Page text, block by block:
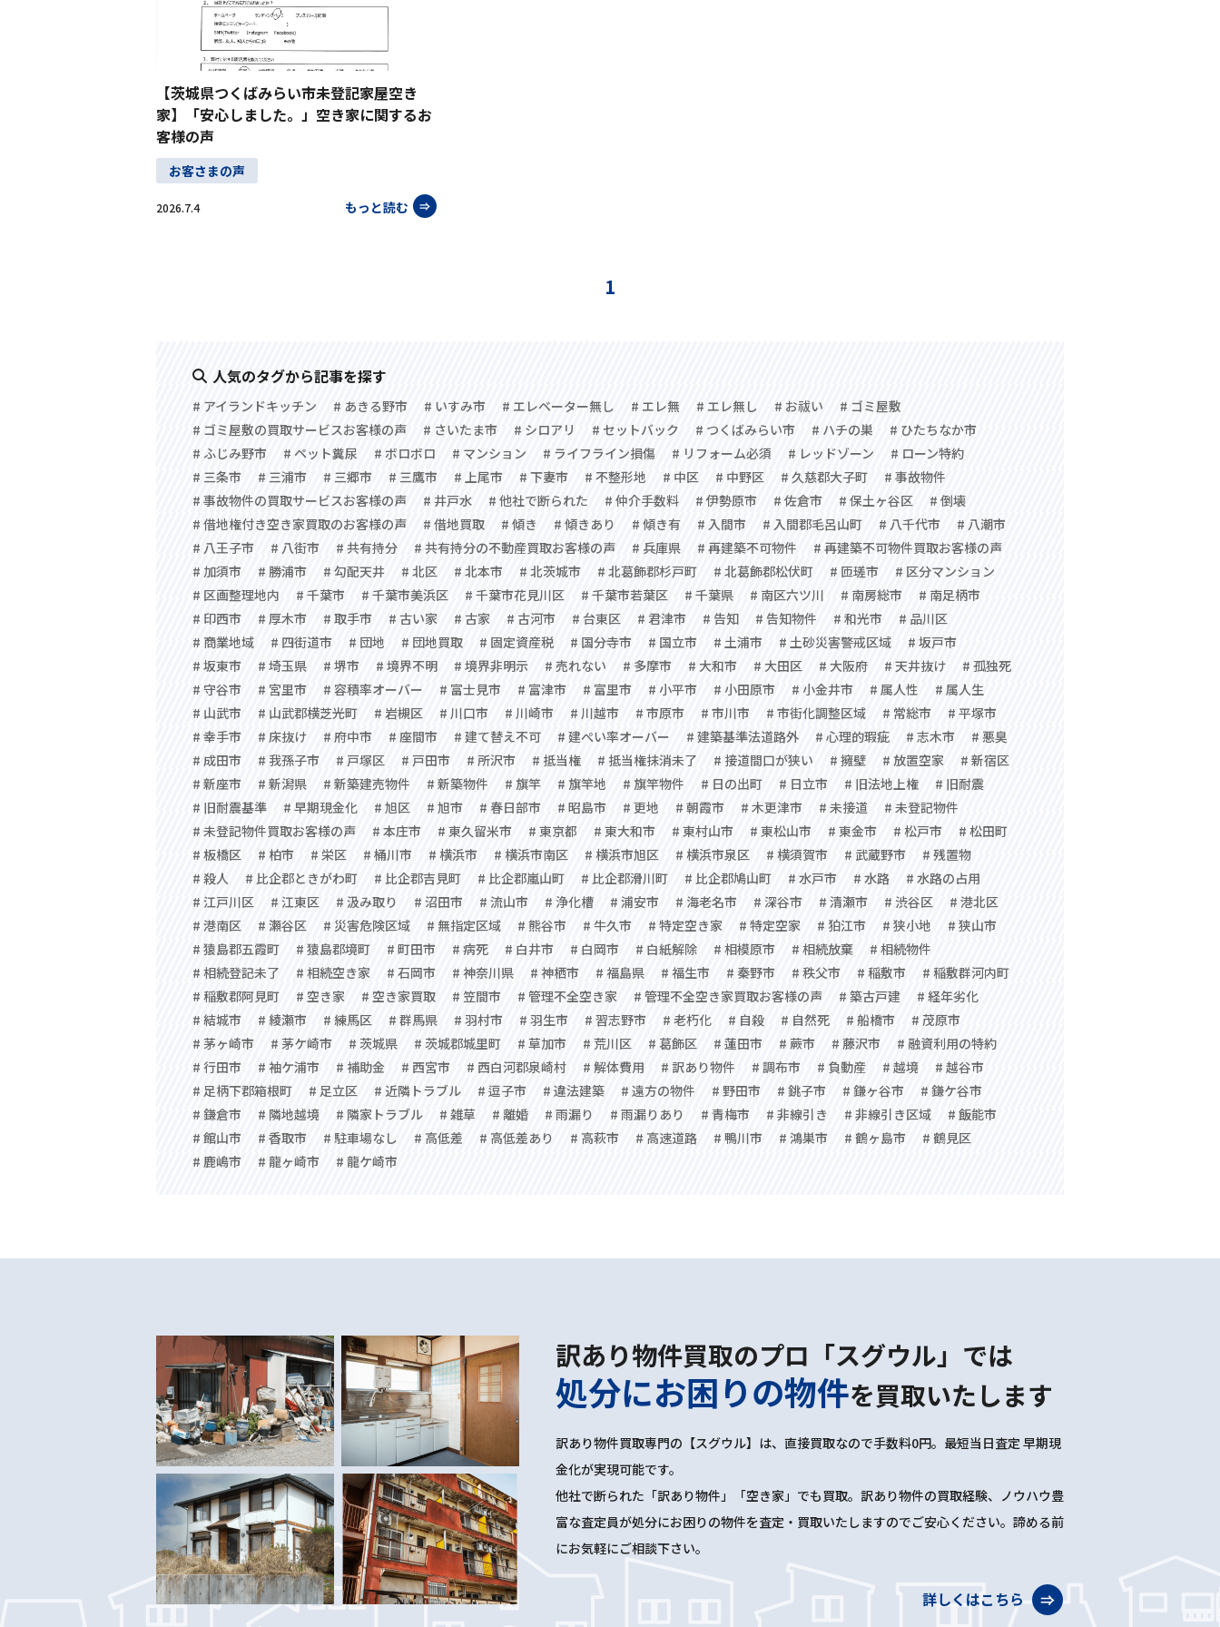
【茨城県つくばみらい市未登記家屋空き
家】「安心しました。」空き家に関するお
客様の声
お客さまの声
2026.7.4 もっと読む
1
人気のタグから記事を探す
# アイランドキッチン # あきる野市 # いすみ市 # エレベーター無し # エレ無 # エレ無し # お祓い
# ゴミ屋敷
# ゴミ屋敷の買取サービスお客様の声
# さいたま市 # シロアリ # セットバック # つくばみらい市 # ハチの巣
# ひたちなか市
# ふじみ野市
# ペット糞尿 # ボロボロ # マンション # ライフライン損傷 # リフォーム必須 # レッドゾーン
# ローン特約
# 三条市
# 三浦市 # 三郷市 # 三鷹市 # 上尾市 # 下妻市 # 不整形地 # 中区 # 中野区 # 久慈郡大子町
# 事故物件
# 事故物件の買取サービスお客様の声
# 井戸水 # 他社で断られた # 仲介手数料 # 伊勢原市 # 佐倉市 # 保土ヶ谷区
# 倒壊
# 借地権付き空き家買取のお客様の声
# 借地買取 # 傾き # 傾きあり # 傾き有 # 入間市 # 入間郡毛呂山町 # 八千代市
# 八潮市
# 八王子市
# 八街市 # 共有持分 # 共有持分の不動産買取お客様の声 # 兵庫県 # 再建築不可物件
# 再建築不可物件買取お客様の声
# 加須市
# 勝浦市 # 勾配天井 # 北区 # 北本市 # 北茨城市 # 北葛飾郡杉戸町 # 北葛飾郡松伏町 # 匝瑳市
# 区分マンション
# 区画整理地内
# 千葉市 # 千葉市美浜区 # 千葉市花見川区 # 千葉市若葉区 # 千葉県 # 南区六ツ川 # 南房総市
# 南足柄市
# 印西市
# 厚木市 # 取手市 # 古い家 # 古家 # 古河市 # 台東区 # 君津市 # 告知 # 告知物件 # 和光市
# 品川区
# 商業地域
# 四街道市 # 団地 # 団地買取 # 固定資産税 # 国分寺市 # 国立市 # 土浦市 # 土砂災害警戒区域
# 坂戸市
# 坂東市
# 埼玉県 # 堺市 # 境界不明 # 境界非明示 # 売れない # 多摩市 # 大和市 # 大田区 # 大阪府 # 天井抜け
# 孤独死
# 守谷市
# 宮里市 # 容積率オーバー # 富士見市 # 富津市 # 富里市 # 小平市 # 小田原市 # 小金井市 # 属人性
# 属人生
# 山武市
# 山武郡横芝光町 # 岩槻区 # 川口市 # 川崎市 # 川越市 # 市原市 # 市川市 # 市街化調整区域 # 常総市
# 平塚市
# 幸手市
# 床抜け # 府中市 # 座間市 # 建て替え不可 # 建ぺい率オーバー # 建築基準法道路外 # 心理的瑕疵 # 志木市
# 悪臭
# 成田市
# 我孫子市 # 戸塚区 # 戸田市 # 所沢市 # 抵当権 # 抵当権抹消未了 # 接道間口が狭い # 擁壁 # 放置空家
# 新宿区
# 新座市
# 新潟県 # 新築建売物件 # 新築物件 # 旗竿 # 旗竿地 # 旗竿物件 # 日の出町 # 日立市 # 旧法地上権
# 旧耐震
# 旧耐震基準
# 早期現金化 # 旭区 # 旭市 # 春日部市 # 昭島市 # 更地 # 朝霞市 # 木更津市 # 未接道
# 未登記物件
# 未登記物件買取お客様の声
# 本庄市 # 東久留米市 # 東京都 # 東大和市 # 東村山市 # 東松山市 # 東金市 # 松戸市
# 松田町
# 板橋区
# 柏市 # 栄区 # 桶川市 # 横浜市 # 横浜市南区 # 横浜市旭区 # 横浜市泉区 # 横須賀市 # 武蔵野市
# 残置物
# 殺人
# 比企郡ときがわ町 # 比企郡吉見町 # 比企郡嵐山町 # 比企郡滑川町 # 比企郡鳩山町 # 水戸市 # 水路
# 水路の占用
# 江戸川区
# 江東区 # 汲み取り # 沼田市 # 流山市 # 浄化槽 # 浦安市 # 海老名市 # 深谷市 # 清瀬市 # 渋谷区
# 港北区
# 港南区
# 瀬谷区 # 災害危険区域 # 無指定区域 # 熊谷市 # 牛久市 # 特定空き家 # 特定空家 # 狛江市 # 狭小地
# 狭山市
# 猿島郡五霞町
# 猿島郡境町 # 町田市 # 病死 # 白井市 # 白岡市 # 白紙解除 # 相模原市 # 相続放棄
# 相続物件
# 相続登記未了
# 相続空き家 # 石岡市 # 神奈川県 # 神栖市 # 福島県 # 福生市 # 秦野市 # 秩父市 # 稲敷市
# 稲敷群河内町
# 稲敷郡阿見町
# 空き家 # 空き家買取 # 笠間市 # 管理不全空き家 # 管理不全空き家買取お客様の声 # 築古戸建
# 経年劣化
# 結城市
# 綾瀬市 # 練馬区 # 群馬県 # 羽村市 # 羽生市 # 習志野市 # 老朽化 # 自殺 # 自然死 # 船橋市
# 茂原市
# 茅ヶ崎市
# 茅ケ崎市 # 茨城県 # 茨城郡城里町 # 草加市 # 荒川区 # 葛飾区 # 蓮田市 # 蕨市 # 藤沢市
# 融資利用の特約
# 行田市
# 袖ケ浦市 # 補助金 # 西宮市 # 西白河郡泉崎村 # 解体費用 # 訳あり物件 # 調布市 # 負動産 # 越境
# 越谷市
# 足柄下郡箱根町
# 足立区 # 近隣トラブル # 逗子市 # 違法建築 # 遠方の物件 # 野田市 # 銚子市 # 鎌ヶ谷市
# 鎌ケ谷市
# 鎌倉市
# 隣地越境 # 隣家トラブル # 雑草 # 離婚 # 雨漏り # 雨漏りあり # 青梅市 # 非線引き # 非線引き区域
# 飯能市
# 館山市
# 香取市 # 駐車場なし # 高低差 # 高低差あり # 高萩市 # 高速道路 # 鴨川市 # 鴻巣市 # 鶴ヶ島市
# 鶴見区
# 鹿嶋市
# 龍ヶ崎市 # 龍ケ崎市
訳あり物件買取のプロ「スグウル」では
処分にお困りの物件を買取いたします
訳あり物件買取専門の【スグウル】は、直接買取なので手数料0円。最短当日査定 早期現
金化が実現可能です。
他社で断られた「訳あり物件」「空き家」でも買取。訳あり物件の買取経験、ノウハウ豊
富な査定員が処分にお困りの物件を査定・買取いたしますのでご安心ください。諦める前
にお気軽にご相談下さい。
詳しくはこちら